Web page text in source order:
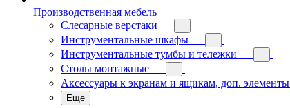
Производственная мебель
Слесарные верстаки
Инструментальные шкафы
Инструментальные тумбы и тележки
Столы монтажные
Аксессуары к экранам и ящикам, доп. элементы
Еще